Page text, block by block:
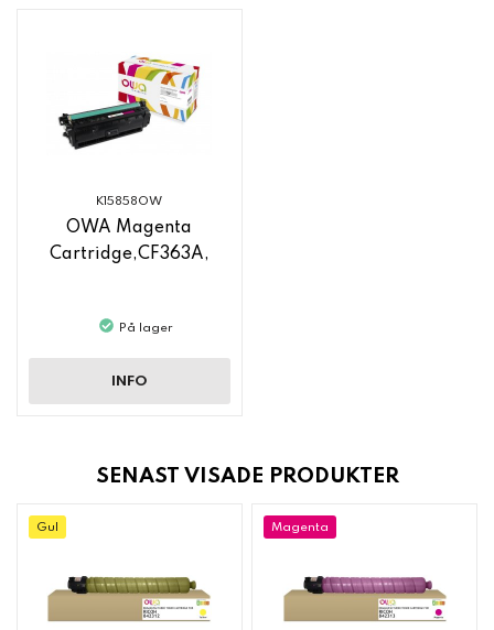
K15858OW
OWA Magenta
Cartridge,CF363A,
På lager
INFO
SENAST VISADE PRODUKTER
Gul Magenta